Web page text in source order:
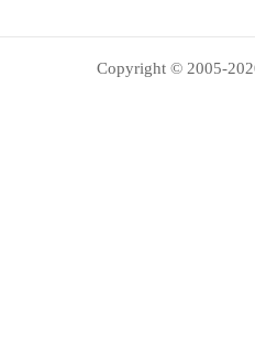
Copyright © 2005-